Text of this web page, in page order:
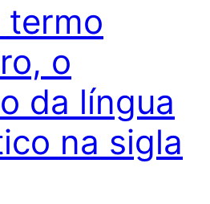
termo
o
da língua
na sigla